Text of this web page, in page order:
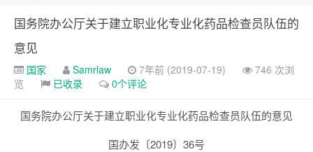
国务院办公厅关于建立职业化专业化药品检查员队伍的
意见
国家 Samrlaw 7年前 (2019-07-19)
746 次浏
览
已收录 0个评论
国务院办公厅关于建立职业化专业化药品检查员队伍的意见
国办发〔2019〕36号